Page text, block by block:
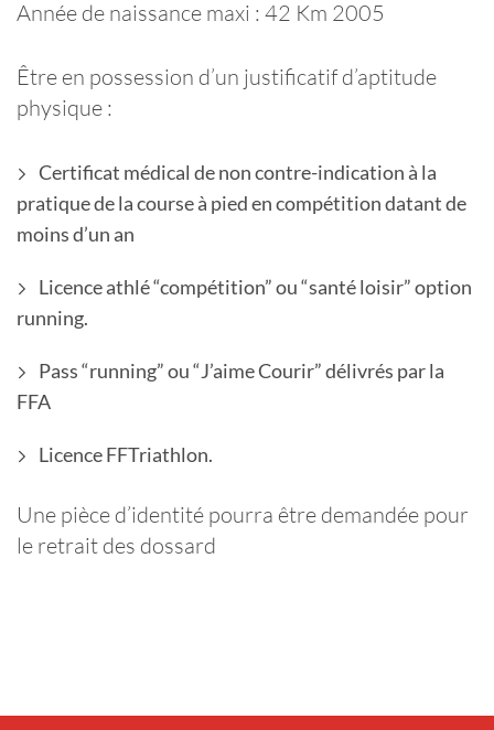
Année de naissance maxi : 42 Km 2005
Être en possession d’un justificatif d’aptitude
physique :
Certificat médical de non contre-indication à la
pratique de la course à pied en compétition datant de
moins d’un an
Licence athlé “compétition” ou “santé loisir” option
running.
Pass “running” ou “J’aime Courir” délivrés par la
FFA
Licence FFTriathlon.
Une pièce d’identité pourra être demandée pour
le retrait des dossard